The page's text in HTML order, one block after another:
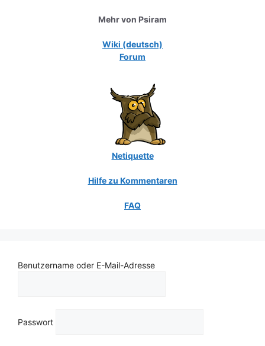
Mehr von Psiram
Wiki (deutsch)
Forum
Netiquette
Hilfe zu Kommentaren
FAQ
Benutzername oder E-Mail-Adresse
Passwort